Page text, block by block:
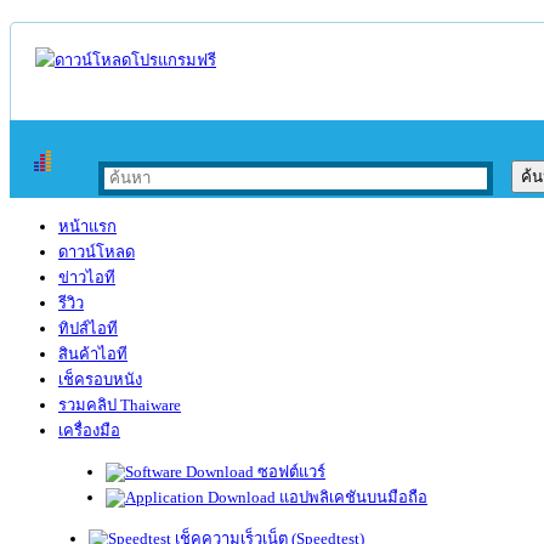
หน้าแรก
ดาวน์โหลด
ข่าวไอที
รีวิว
ทิปส์ไอที
สินค้าไอที
เช็ครอบหนัง
รวมคลิป Thaiware
เครื่องมือ
ซอฟต์แวร์
แอปพลิเคชันบนมือถือ
เช็คความเร็วเน็ต (Speedtest)